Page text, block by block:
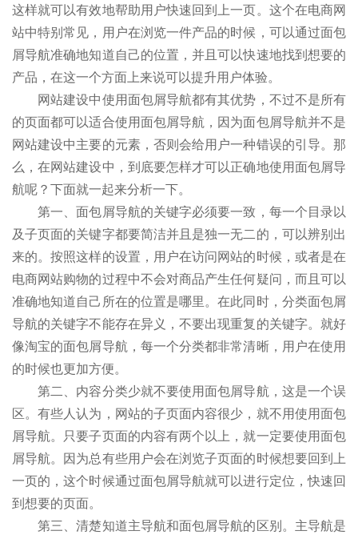
这样就可以有效地帮助用户快速回到上一页。这个在电商网
站中特别常见，用户在浏览一件产品的时候，可以通过面包
屑导航准确地知道自己的位置，并且可以快速地找到想要的
产品，在这一个方面上来说可以提升用户体验。
网站建设中使用面包屑导航都有其优势，不过不是所有
的页面都可以适合使用面包屑导航，因为面包屑导航并不是
网站建设中主要的元素，否则会给用户一种错误的引导。那
么，在网站建设中，到底要怎样才可以正确地使用面包屑导
航呢？下面就一起来分析一下。
第一、面包屑导航的关键字必须要一致，每一个目录以
及子页面的关键字都要简洁并且是独一无二的，可以辨别出
来的。按照这样的设置，用户在访问网站的时候，或者是在
电商网站购物的过程中不会对商品产生任何疑问，而且可以
准确地知道自己所在的位置是哪里。在此同时，分类面包屑
导航的关键字不能存在异义，不要出现重复的关键字。就好
像淘宝的面包屑导航，每一个分类都非常清晰，用户在使用
的时候也更加方便。
第二、内容分类少就不要使用面包屑导航，这是一个误
区。有些人认为，网站的子页面内容很少，就不用使用面包
屑导航。只要子页面的内容有两个以上，就一定要使用面包
屑导航。因为总有些用户会在浏览子页面的时候想要回到上
一页的，这个时候通过面包屑导航就可以进行定位，快速回
到想要的页面。
第三、清楚知道主导航和面包屑导航的区别。主导航是